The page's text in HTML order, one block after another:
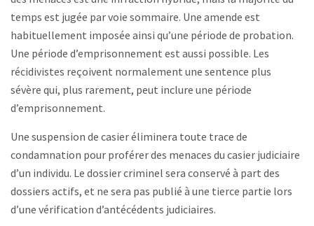
temps est jugée par voie sommaire. Une amende est
habituellement imposée ainsi qu’une période de probation.
Une période d’emprisonnement est aussi possible. Les
récidivistes reçoivent normalement une sentence plus
sévère qui, plus rarement, peut inclure une période
d’emprisonnement.
Une suspension de casier éliminera toute trace de
condamnation pour proférer des menaces du casier judiciaire
d’un individu. Le dossier criminel sera conservé à part des
dossiers actifs, et ne sera pas publié à une tierce partie lors
d’une vérification d’antécédents judiciaires.